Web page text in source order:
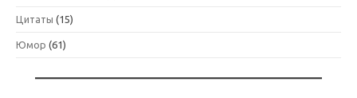
Цитаты (15)
Юмор (61)